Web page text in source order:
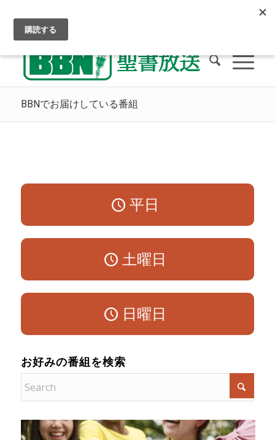
BBNでお届けしている番組
平日
土曜日
日曜日
お好みの番組を検索